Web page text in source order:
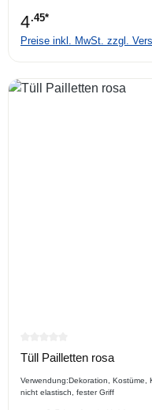
4.45*
Preise inkl. MwSt. zzgl.
Durchschnittliche
Tüll Pailletten rosa
Verwendung:Dekoration, Kostüme,
nicht elastisch, fester Griff